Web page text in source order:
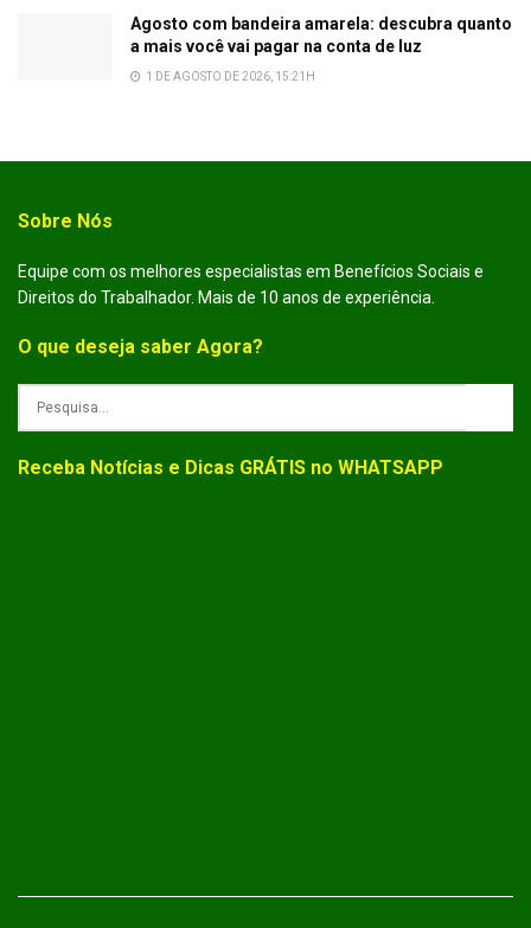
Agosto com bandeira amarela: descubra quanto
a mais você vai pagar na conta de luz
1 DE AGOSTO DE 2026, 15:21H
Sobre Nós
Equipe com os melhores especialistas em Benefícios Sociais e
Direitos do Trabalhador. Mais de 10 anos de experiência.
O que deseja saber Agora?
Receba Notícias e Dicas GRÁTIS no WHATSAPP